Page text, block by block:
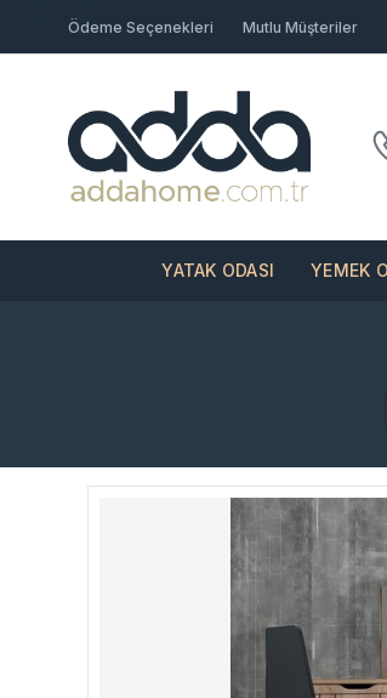
Ödeme Seçenekleri Mutlu Müşteriler
YATAK ODASI YEMEK